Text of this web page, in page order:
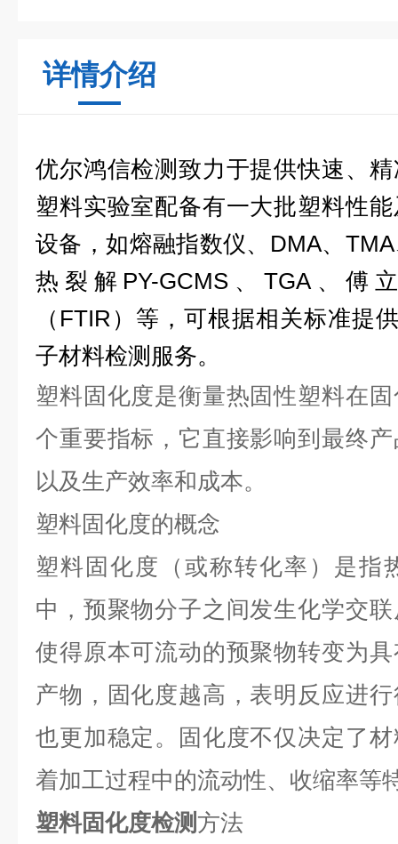
详情介绍
优尔鸿信检测致力于提供快速、
塑料实验室配备有一大批塑料性
设备，如熔融指数仪、 DMA、 TMA
热裂解 PY-GCMS 、 TGA、傅
（ FTIR ）等，可根据相关标准提
子材料检测服务。
塑料固化度是衡量热固性塑料在
个重要指标，它直接影响到最终
以及生产效率和成本。
塑料固化度的概念
塑料固化度（或称转化率）是指
中，预聚物分子之间发生化学交
使得原本可流动的预聚物转变为
产物，固化度越高，表明反应进
也更加稳定。固化度不仅决定了
着加工过程中的流动性、收缩率等
塑料固化度检测方法